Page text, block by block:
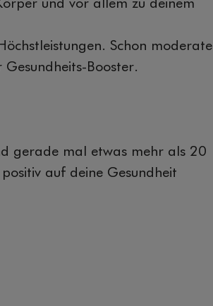
und vor allem zu deinem
Schon moderate
Booster.
gerade mal etwas mehr als 20
auf deine Gesundheit